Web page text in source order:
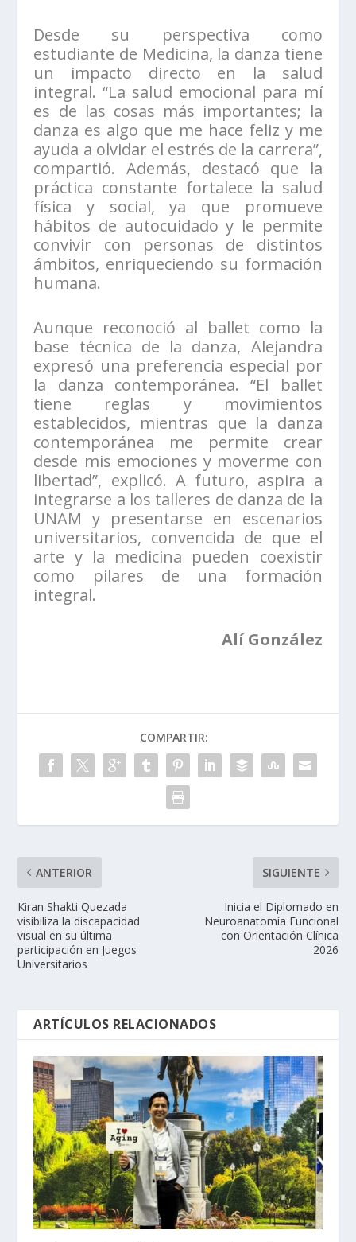
Desde su perspectiva como
estudiante de Medicina, la danza tiene
un impacto directo en la salud
integral. “La salud emocional para mí
es de las cosas más importantes; la
danza es algo que me hace feliz y me
ayuda a olvidar el estrés de la carrera”,
compartió. Además, destacó que la
práctica constante fortalece la salud
física y social, ya que promueve
hábitos de autocuidado y le permite
convivir con personas de distintos
ámbitos, enriqueciendo su formación
humana.
Aunque reconoció al ballet como la
base técnica de la danza, Alejandra
expresó una preferencia especial por
la danza contemporánea. “El ballet
tiene reglas y movimientos
establecidos, mientras que la danza
contemporánea me permite crear
desde mis emociones y moverme con
libertad”, explicó. A futuro, aspira a
integrarse a los talleres de danza de la
UNAM y presentarse en escenarios
universitarios, convencida de que el
arte y la medicina pueden coexistir
como pilares de una formación
integral.
Alí González
COMPARTIR:
ANTERIOR
Kiran Shakti Quezada
visibiliza la discapacidad
visual en su última
participación en Juegos
Universitarios
SIGUIENTE
Inicia el Diplomado en
Neuroanatomía Funcional
con Orientación Clínica
2026
ARTÍCULOS RELACIONADOS